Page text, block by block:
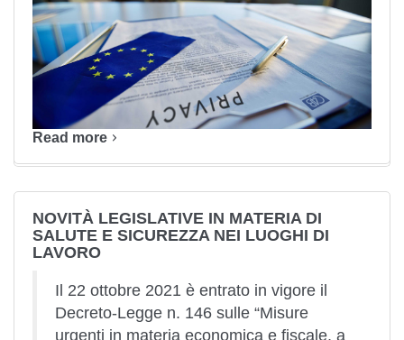
Read more
NOVITÀ LEGISLATIVE IN MATERIA DI
SALUTE E SICUREZZA NEI LUOGHI DI
LAVORO
Il 22 ottobre 2021 è entrato in vigore il
Decreto-Legge n. 146 sulle “Misure
urgenti in materia economica e fiscale, a